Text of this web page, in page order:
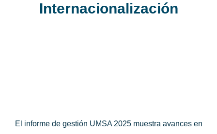
Internacionalización
El informe de gestión UMSA 2025 muestra avances en